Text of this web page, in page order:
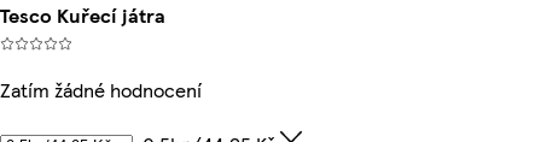
Tesco Kuřecí játra
Zatím žádné hodnocení